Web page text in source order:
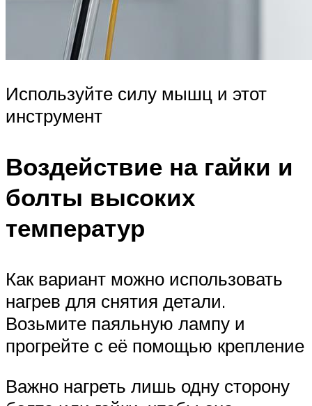
Используйте силу мышц и этот
инструмент
Воздействие на гайки и
болты высоких
температур
Как вариант можно использовать
нагрев для снятия детали.
Возьмите паяльную лампу и
прогрейте с её помощью крепление
Важно нагреть лишь одну сторону